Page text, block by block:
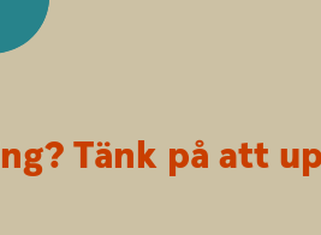
Tänk på att